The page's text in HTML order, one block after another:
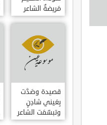
مَريضةٌ الشاعر
العوام بن عقبة
قصيدة وصَدَّت
بِعَيني شادِنٍ
وتبسّمَت الشاعر
العوام بن عقبة